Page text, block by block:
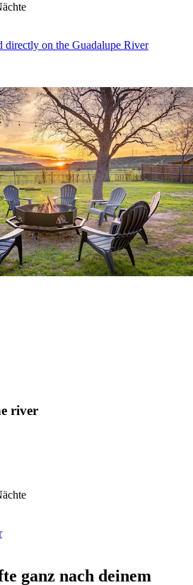
directly on the Guadalupe River
river
ganz nach deinem